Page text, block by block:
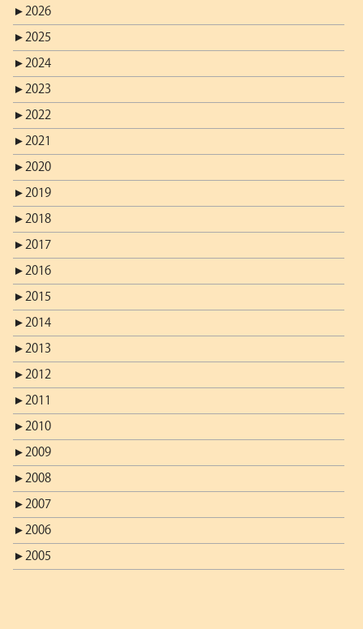
► 2026
► 2025
► 2024
► 2023
► 2022
► 2021
► 2020
► 2019
► 2018
► 2017
► 2016
► 2015
► 2014
► 2013
► 2012
► 2011
► 2010
► 2009
► 2008
► 2007
► 2006
► 2005